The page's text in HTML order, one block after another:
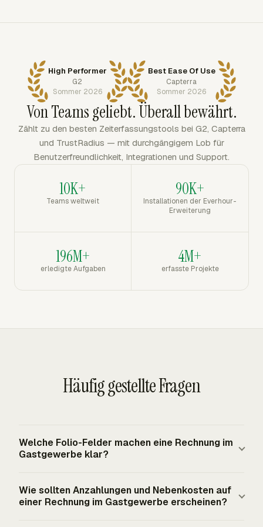
High Performer
G2
Sommer 2026
Best Ease Of Use
Capterra
Sommer 2026
Von Teams geliebt. Überall bewährt.
Zählt zu den besten Zeiterfassungstools bei G2, Capterra
und TrustRadius — mit durchgängigem Lob für
Benutzerfreundlichkeit, Integrationen und Support.
10K+
Teams weltweit
90K+
Installationen der Everhour-
Erweiterung
196M+
erledigte Aufgaben
4M+
erfasste Projekte
Häufig gestellte Fragen
Welche Folio-Felder machen eine Rechnung im
Gastgewerbe klar?
des Gasts oder Kunden, die Zimmer- oder Kontoreferenz,
Check-in- und Check-out-Daten oder
Wie sollten Anzahlungen und Nebenkosten auf
einer Rechnung im Gastgewerbe erscheinen?